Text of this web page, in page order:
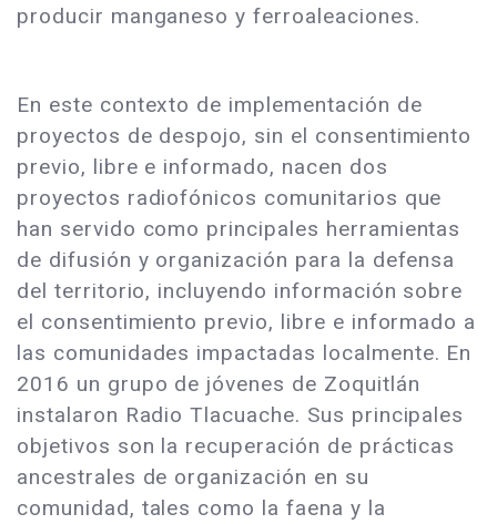
producir manganeso y ferroaleaciones.
En este contexto de implementación de
proyectos de despojo, sin el consentimiento
previo, libre e informado, nacen dos
proyectos radiofónicos comunitarios que
han servido como principales herramientas
de difusión y organización para la defensa
del territorio, incluyendo información sobre
el consentimiento previo, libre e informado a
las comunidades impactadas localmente. En
2016 un grupo de jóvenes de Zoquitlán
instalaron Radio Tlacuache. Sus principales
objetivos son la recuperación de prácticas
ancestrales de organización en su
comunidad, tales como la faena y la